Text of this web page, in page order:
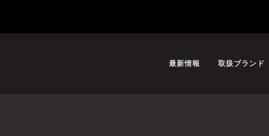
最新情報 取扱ブランド